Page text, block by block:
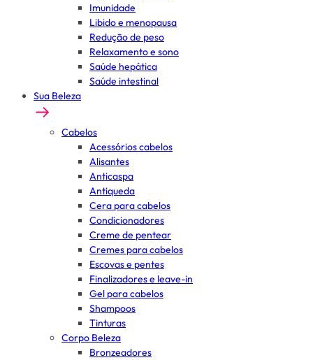
Imunidade
Libido e menopausa
Redução de peso
Relaxamento e sono
Saúde hepática
Saúde intestinal
Sua Beleza
Cabelos
Acessórios cabelos
Alisantes
Anticaspa
Antiqueda
Cera para cabelos
Condicionadores
Creme de pentear
Cremes para cabelos
Escovas e pentes
Finalizadores e leave-in
Gel para cabelos
Shampoos
Tinturas
Corpo Beleza
Bronzeadores